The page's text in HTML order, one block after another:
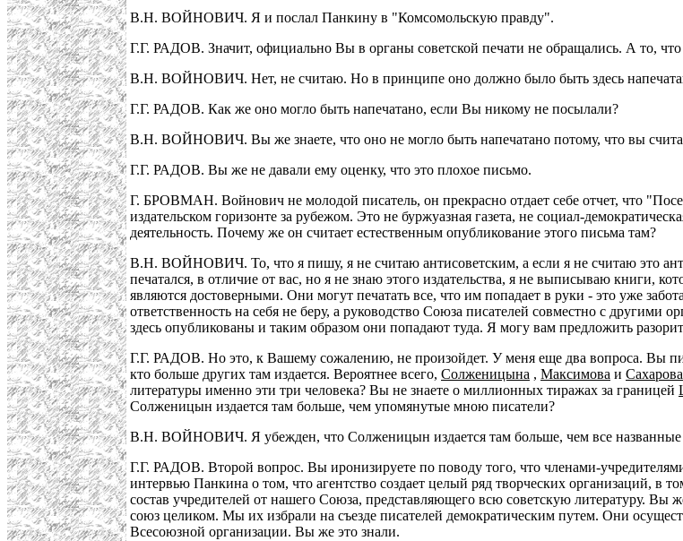
В.Н. ВОЙНОВИЧ. Я и послал Панкину в "Комсомольскую правду".
Г.Г. РАДОВ. Значит, официально Вы в органы советской печати не обращались. А то,
В.Н. ВОЙНОВИЧ. Нет, не считаю. Но в принципе оно должно было быть здесь
Г.Г. РАДОВ. Как же оно могло быть напечатано, если Вы никому не посылали?
В.Н. ВОЙНОВИЧ. Вы же знаете, что оно не могло быть напечатано потому, что вы
Г.Г. РАДОВ. Вы же не давали ему оценку, что это плохое письмо.
Г. БРОВМАН. Войнович не молодой писатель, он прекрасно отдает себе отчет, что
издательском горизонте за рубежом. Это не буржуазная газета, не социал-
деятельность. Почему же он считает естественным опубликование этого письма там?
В.Н. ВОЙНОВИЧ. То, что я пишу, я не считаю антисоветским, а если я не считаю это
печатался, в отличие от вас, но я не знаю этого издательства, я не выписываю книги,
являются достоверными. Они могут печатать все, что им попадает в руки - это уже
ответственность на себя не беру, а руководство Союза писателей совместно с
здесь опубликованы и таким образом они попадают туда. Я могу вам предложить
Г.Г. РАДОВ. Но это, к Вашему сожалению, не произойдет. У меня еще два вопроса. Вы
кто больше других там издается. Вероятнее всего, Солженицына , Максимова и Сахарова
литературы именно эти три человека? Вы не знаете о миллионных тиражах за границей
Солженицын издается там больше, чем упомянутые мною писатели?
В.Н. ВОЙНОВИЧ. Я убежден, что Солженицын издается там больше, чем все названные
Г.Г. РАДОВ. Второй вопрос. Вы иронизируете по поводу того, что членами-
интервью Панкина о том, что агентство создает целый ряд творческих организаций,
состав учредителей от нашего Союза, представляющего всю советскую литературу.
союз целиком. Мы их избрали на съезде писателей демократическим путем. Они
Всесоюзной организации. Вы же это знали.